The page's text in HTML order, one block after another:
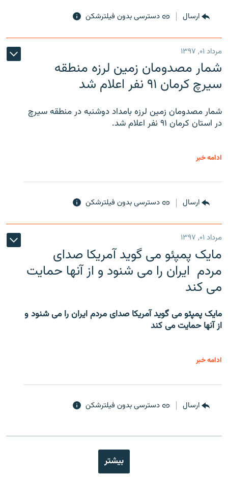
ارسال دسترسی بدون فیلترشکن
مرداد ۰۱, ۱۳۹۷
شمار مصدومان زمین لرزه منطقه
سیرچ کرمان ۹۱ نفر اعلام شد
شمار مصدومان زمین لرزه بامداد دوشنبه در منطقه سیرچ
در استان کرمان ۹۱ نفر اعلام شد.
ادامه خبر
ارسال دسترسی بدون فیلترشکن
مرداد ۰۱, ۱۳۹۷
مایک پمپئو می گوید آمریکا صدای
مردم ایران را می شنود و از آنها حمایت
می کند
مایک پمپئو می گوید آمریکا صدای مردم ایران را می شنود و
از آنها حمایت می کند
ادامه خبر
ارسال دسترسی بدون فیلترشکن
بیشتر